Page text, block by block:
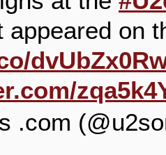
appeared on
.com